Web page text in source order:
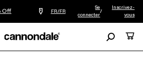
Off
Trouver
le
plus
FR/FR
Se
connecter
/
Inscrivez-
vous
Recherche